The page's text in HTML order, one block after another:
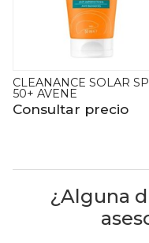
CREMA CON COLOR
50+ AVENE
Consultar precio
¿Alguna